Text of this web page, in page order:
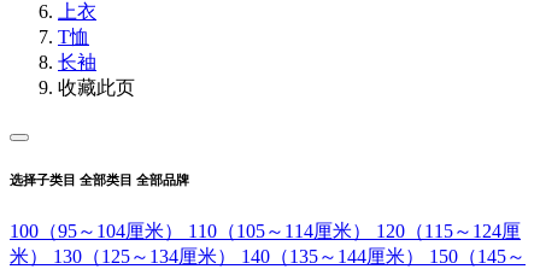
上衣
T恤
长袖
收藏此页
选择子类目 全部类目 全部品牌
100（95～104厘米） 110（105～114厘米） 120（115～124厘
米） 130（125～134厘米） 140（135～144厘米） 150（145～